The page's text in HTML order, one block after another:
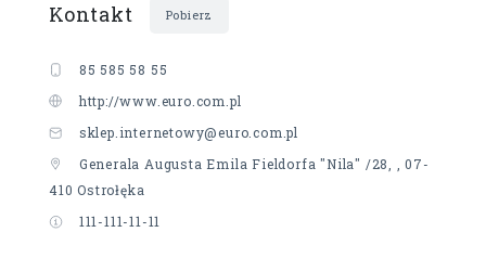
Kontakt Pobierz
85 585 58 55
http://www.euro.com.pl
sklep.internetowy@euro.com.pl
Generala Augusta Emila Fieldorfa "Nila" /28, , 07-
410 Ostrołęka
111-111-11-11